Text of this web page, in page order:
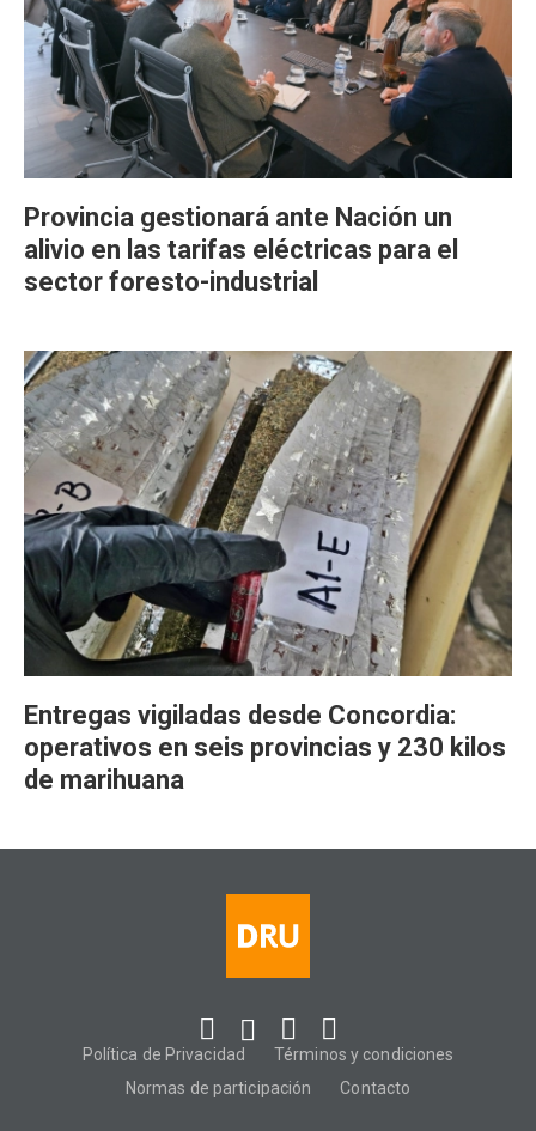
Provincia gestionará ante Nación un
alivio en las tarifas eléctricas para el
sector foresto-industrial
Entregas vigiladas desde Concordia:
operativos en seis provincias y 230 kilos
de marihuana
Política de Privacidad
Términos y condiciones
Normas de participación
Contacto